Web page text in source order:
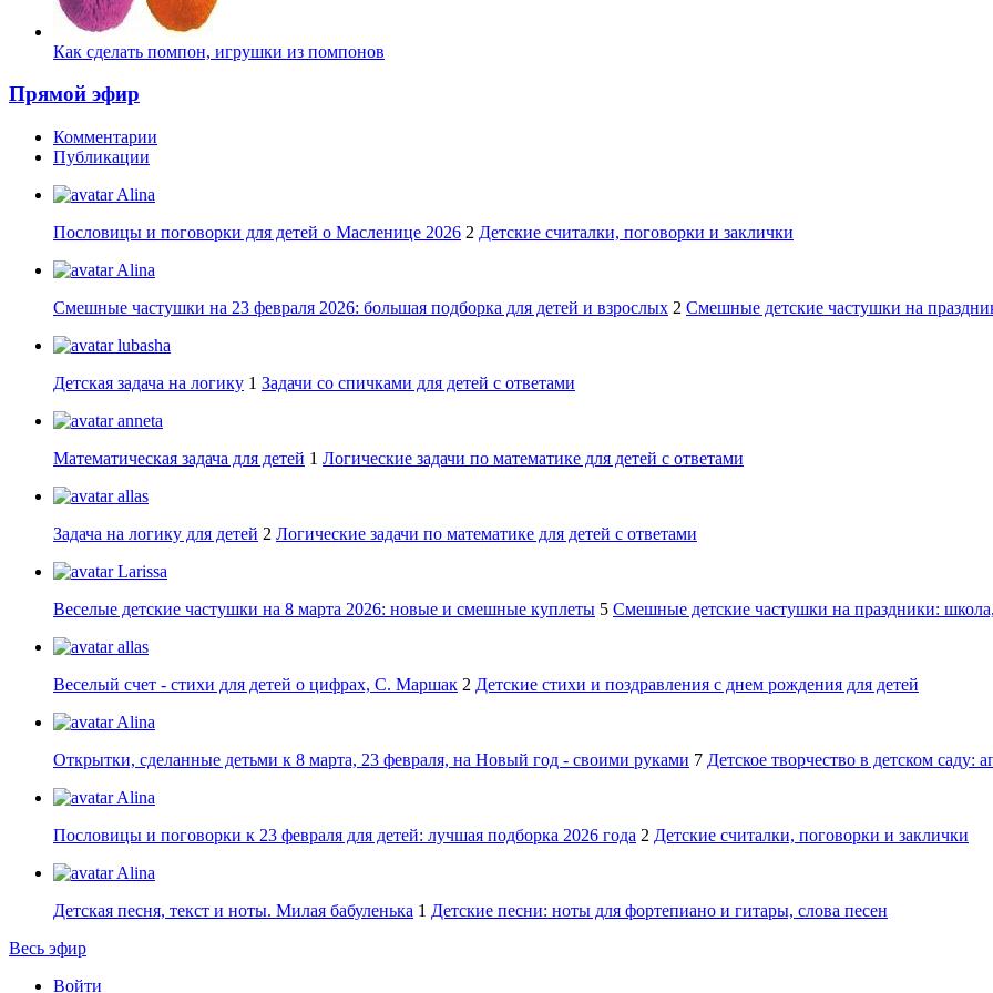
Как сделать помпон, игрушки из помпонов
Прямой эфир
Комментарии
Публикации
Alina
Пословицы и поговорки для детей о Масленице 2026 2 Детские считалки, поговорки и заклички
Alina
Смешные частушки на 23 февраля 2026: большая подборка для детей и взрослых 2 Смешные детские частушки на
lubasha
Детская задача на логику 1 Задачи со спичками для детей с ответами
anneta
Математическая задача для детей 1 Логические задачи по математике для детей с ответами
allas
Задача на логику для детей 2 Логические задачи по математике для детей с ответами
Larissa
Веселые детские частушки на 8 марта 2026: новые и смешные куплеты 5 Смешные детские частушки на праздники:
allas
Веселый счет - стихи для детей о цифрах, С. Маршак 2 Детские стихи и поздравления с днем рождения для детей
Alina
Открытки, сделанные детьми к 8 марта, 23 февраля, на Новый год - своими руками 7 Детское творчество в детском саду:
Alina
Пословицы и поговорки к 23 февраля для детей: лучшая подборка 2026 года 2 Детские считалки, поговорки и заклички
Alina
Детская песня, текст и ноты. Милая бабуленька 1 Детские песни: ноты для фортепиано и гитары, слова песен
Весь эфир
Войти